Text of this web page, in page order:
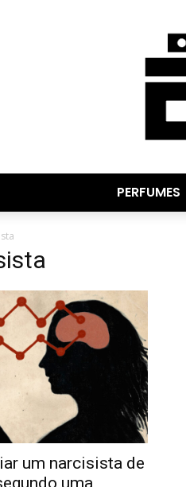
PERFUMES
um narcisista de
uma